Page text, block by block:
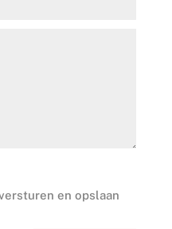
en opslaan